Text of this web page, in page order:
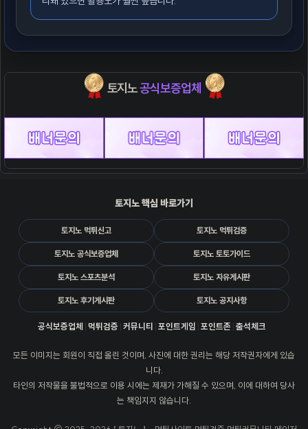
토지노공식보증업체
토지노 핵심 바로가기
토지노 먹튀신고 토지노 먹튀검증
토지노 공식보증업체 토지노 토토가이드
토지노 스포츠분석 토지노 자유게시판
토지노 후기게시판 토지노 공지사항
공식보증업체 먹튀검증 커뮤니티 포인트게임 포인트존 출석체크
모든 이미지는 회원이 직접 올린 것이며, 사진에 대한 권리는 해당 저작권자에게 있습
니다.
타인의 저작물을 불법적으로 이용 시에는 제재가 가해질 수 있으며, 이에 대하여 당사
는 책임지지 않습니다.